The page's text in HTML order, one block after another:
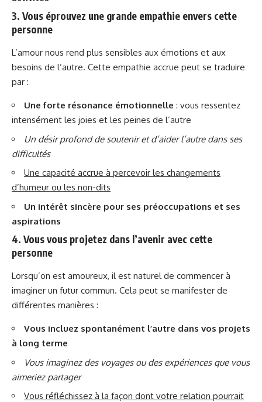
3. Vous éprouvez une grande empathie envers cette
personne
L’amour nous rend plus sensibles aux émotions et aux
besoins de l’autre. Cette empathie accrue peut se traduire
par :
Une forte résonance émotionnelle : vous ressentez
intensément les joies et les peines de l’autre
Un désir profond de soutenir et d’aider l’autre dans ses
difficultés
Une capacité accrue à percevoir les changements
d’humeur ou les non-dits
Un intérêt sincère pour ses préoccupations et ses
aspirations
4. Vous vous projetez dans l’avenir avec cette
personne
Lorsqu’on est amoureux, il est naturel de commencer à
imaginer un futur commun. Cela peut se manifester de
différentes manières :
Vous incluez spontanément l’autre dans vos projets
à long terme
Vous imaginez des voyages ou des expériences que vous
aimeriez partager
Vous réfléchissez à la façon dont votre relation pourrait